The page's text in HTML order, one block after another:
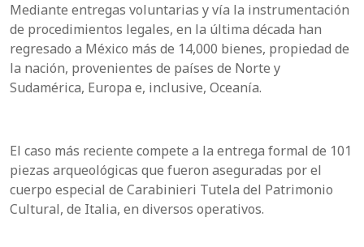
Mediante entregas voluntarias y vía la instrumentación
de procedimientos legales, en la última década han
regresado a México más de 14,000 bienes, propiedad de
la nación, provenientes de países de Norte y
Sudamérica, Europa e, inclusive, Oceanía.
El caso más reciente compete a la entrega formal de 101
piezas arqueológicas que fueron aseguradas por el
cuerpo especial de Carabinieri Tutela del Patrimonio
Cultural, de Italia, en diversos operativos.